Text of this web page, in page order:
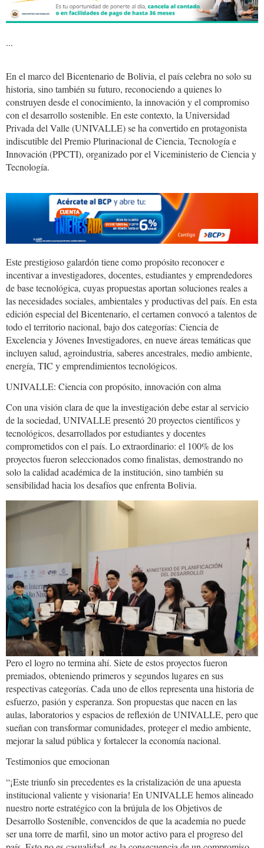
...
En el marco del Bicentenario de Bolivia, el país celebra no solo su
historia, sino también su futuro, reconociendo a quienes lo
construyen desde el conocimiento, la innovación y el compromiso
con el desarrollo sostenible. En este contexto, la Universidad
Privada del Valle (UNIVALLE) se ha convertido en protagonista
indiscutible del Premio Plurinacional de Ciencia, Tecnología e
Innovación (PPCTI), organizado por el Viceministerio de Ciencia y
Tecnología.
Este prestigioso galardón tiene como propósito reconocer e
incentivar a investigadores, docentes, estudiantes y emprendedores
de base tecnológica, cuyas propuestas aportan soluciones reales a
las necesidades sociales, ambientales y productivas del país. En esta
edición especial del Bicentenario, el certamen convocó a talentos de
todo el territorio nacional, bajo dos categorías: Ciencia de
Excelencia y Jóvenes Investigadores, en nueve áreas temáticas que
incluyen salud, agroindustria, saberes ancestrales, medio ambiente,
energía, TIC y emprendimientos tecnológicos.
UNIVALLE: Ciencia con propósito, innovación con alma
Con una visión clara de que la investigación debe estar al servicio
de la sociedad, UNIVALLE presentó 20 proyectos científicos y
tecnológicos, desarrollados por estudiantes y docentes
comprometidos con el país. Lo extraordinario: el 100% de los
proyectos fueron seleccionados como finalistas, demostrando no
solo la calidad académica de la institución, sino también su
sensibilidad hacia los desafíos que enfrenta Bolivia.
33052264-
9354-
d0ac0f1b3b8d.JPG
Pero el logro no termina ahí. Siete de estos proyectos fueron
premiados, obteniendo primeros y segundos lugares en sus
respectivas categorías. Cada uno de ellos representa una historia de
esfuerzo, pasión y esperanza. Son propuestas que nacen en las
aulas, laboratorios y espacios de reflexión de UNIVALLE, pero que
sueñan con transformar comunidades, proteger el medio ambiente,
mejorar la salud pública y fortalecer la economía nacional.
Testimonios que emocionan
“¡Este triunfo sin precedentes es la cristalización de una apuesta
institucional valiente y visionaria! En UNIVALLE hemos alineado
nuestro norte estratégico con la brújula de los Objetivos de
Desarrollo Sostenible, convencidos de que la academia no puede
ser una torre de marfil, sino un motor activo para el progreso del